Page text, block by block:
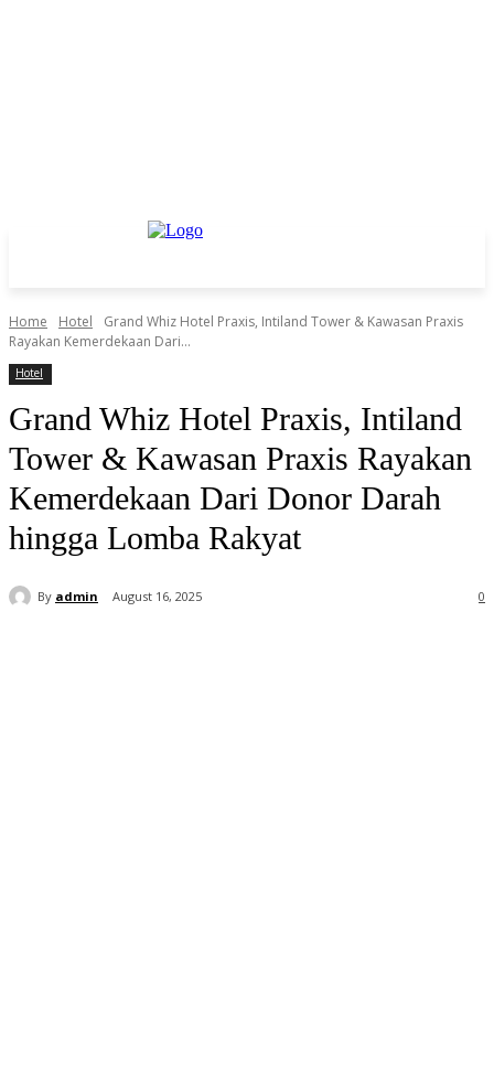
Home Hotel
Grand Whiz Hotel Praxis, Intiland Tower & Kawasan Praxis
Rayakan Kemerdekaan Dari...
Hotel
Grand Whiz Hotel Praxis, Intiland
Tower & Kawasan Praxis Rayakan
Kemerdekaan Dari Donor Darah
hingga Lomba Rakyat
By admin August 16, 2025 0